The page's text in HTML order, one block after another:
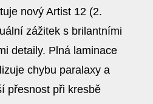
nový Artist 12 (2.
zážitek s brilantními
detaily. Plná laminace
chybu paralaxy a
přesnost při kresbě